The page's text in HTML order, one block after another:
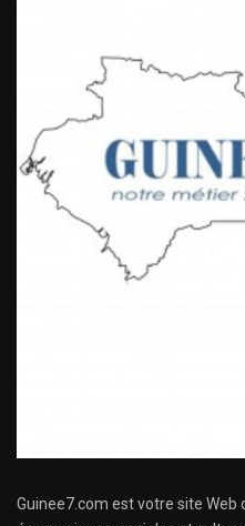
Guinee7.com est votre site Web